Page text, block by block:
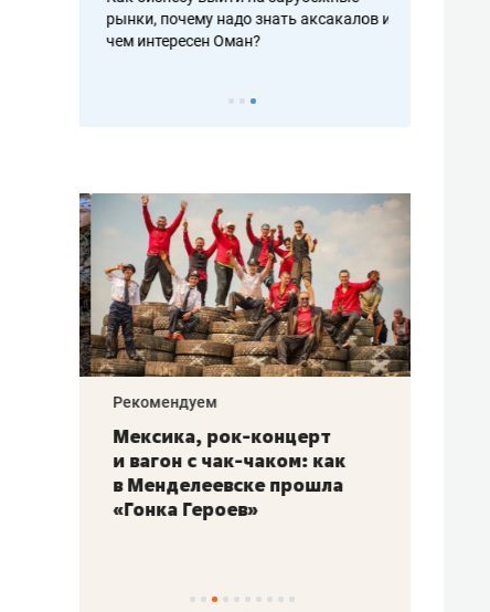
рынки, почему надо знать аксакалов и
чем интересен Оман?
Рекомендуем
Мексика, рок-концерт
и вагон с чак-чаком: как
в Менделеевске прошла
«Гонка Героев»